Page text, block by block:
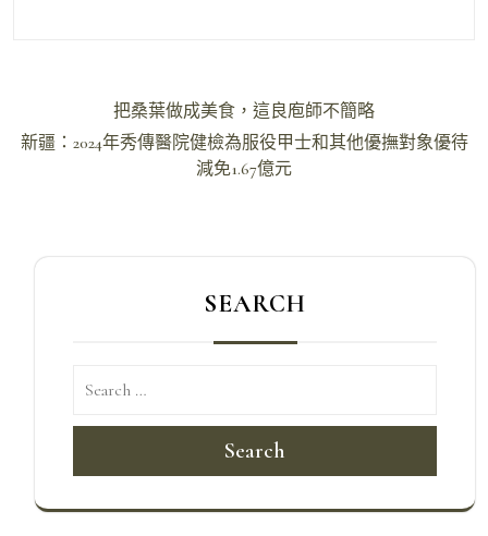
章
把桑葉做成美食，這良庖師不簡略
新疆：2024年秀傳醫院健檢為服役甲士和其他優撫對象優待
減免1.67億元
SEARCH
Search